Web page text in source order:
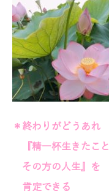
＊終わりがどうあれ
『精一杯生きたこと
その方の人生』を
肯定できる